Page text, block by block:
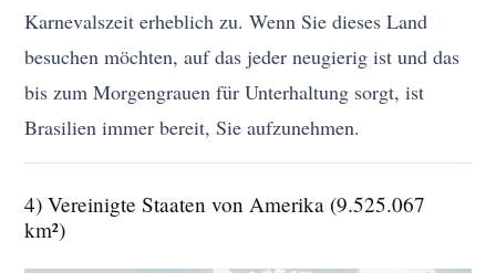
Karnevalszeit erheblich zu. Wenn Sie dieses Land
besuchen möchten, auf das jeder neugierig ist und das
bis zum Morgengrauen für Unterhaltung sorgt, ist
Brasilien immer bereit, Sie aufzunehmen.
4) Vereinigte Staaten von Amerika (9.525.067
km²)